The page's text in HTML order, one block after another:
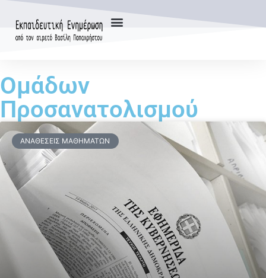
Ομάδων
Προσανατολισμού
ΑΝΑΘΈΣΕΙΣ ΜΑΘΗΜΆΤΩΝ